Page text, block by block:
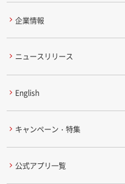
企業情報
ニュースリリース
English
キャンペーン・特集
公式アプリ一覧